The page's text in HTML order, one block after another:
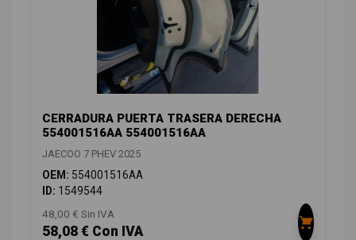
CERRADURA PUERTA TRASERA DERECHA
554001516AA 554001516AA
JAECOO 7 PHEV 2025
OEM: 554001516AA
ID: 1549544
48,00 € Sin IVA
58,08 € Con IVA